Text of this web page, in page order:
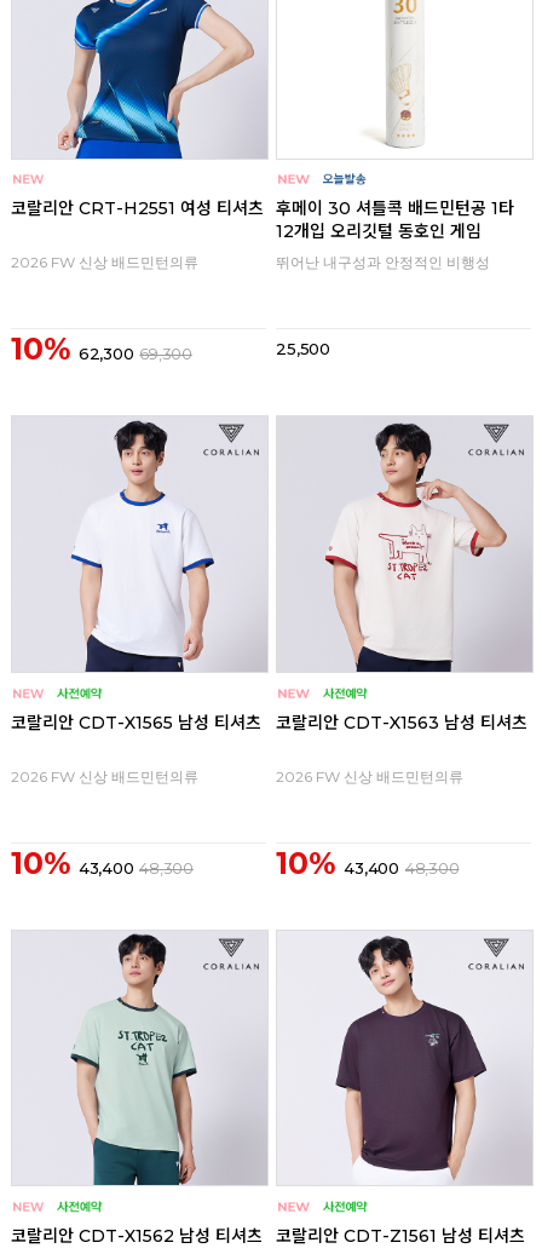
코랄리안 CRT-H2551 여성 티셔츠
2026 FW 신상 배드민턴의류
10% 62,300 69,300
후메이 30 셔틀콕 배드민턴공 1타
12개입 오리깃털 동호인 게임
뛰어난 내구성과 안정적인 비행성
25,500
코랄리안 CDT-X1565 남성 티셔츠
2026 FW 신상 배드민턴의류
10% 43,400 48,300
코랄리안 CDT-X1563 남성 티셔츠
2026 FW 신상 배드민턴의류
10% 43,400 48,300
코랄리안 CDT-X1562 남성 티셔츠 코랄리안 CDT-Z1561 남성 티셔츠